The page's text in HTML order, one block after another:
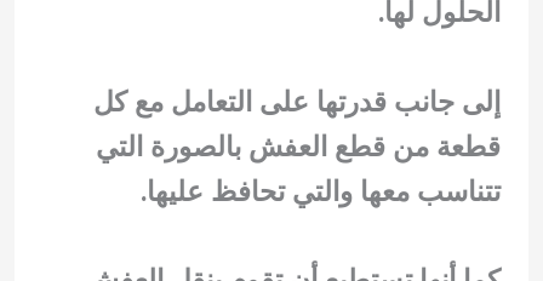
الحلول لها.
إلى جانب قدرتها على التعامل مع كل
قطعة من قطع العفش بالصورة التي
تتناسب معها والتي تحافظ عليها.